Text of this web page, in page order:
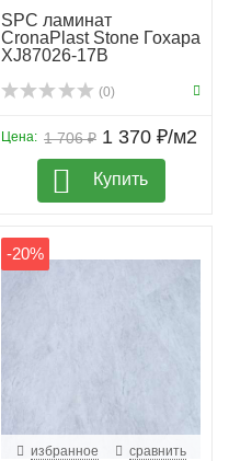
SPC ламинат
CronaPlast Stone Гохара
XJ87026-17B
(0)
1 706 ₽
Цена: 1 370 ₽/м2
Купить
-20%
избранное сравнить